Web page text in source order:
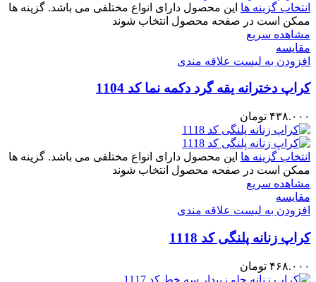
انتخاب گزینه ها این محصول دارای انواع مختلفی می باشد. گزینه ها
ممکن است در صفحه محصول انتخاب شوند
مشاهده سریع
مقایسه
افزودن به لیست علاقه مندی
کراپ دخترانه یقه گرد دکمه نما کد 1104
۴۳۸.۰۰۰ تومان
انتخاب گزینه ها این محصول دارای انواع مختلفی می باشد. گزینه ها
ممکن است در صفحه محصول انتخاب شوند
مشاهده سریع
مقایسه
افزودن به لیست علاقه مندی
کراپ زنانه پلنگی کد 1118
۴۶۸.۰۰۰ تومان